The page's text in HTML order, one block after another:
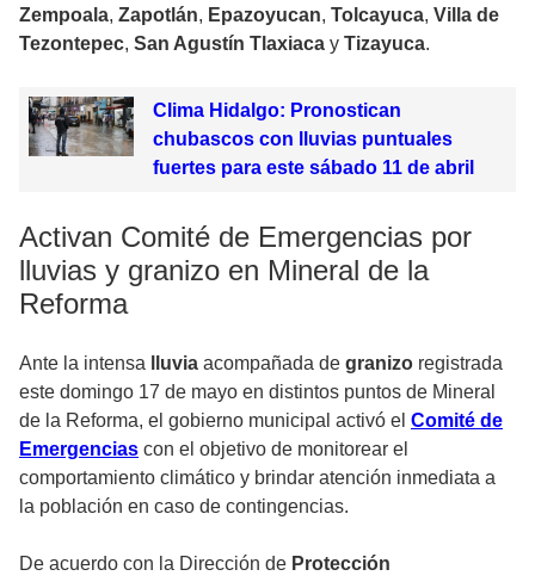
Zempoala, Zapotlán, Epazoyucan, Tolcayuca, Villa de
Tezontepec, San Agustín Tlaxiaca y Tizayuca.
Clima Hidalgo: Pronostican
chubascos con lluvias puntuales
fuertes para este sábado 11 de abril
Activan Comité de Emergencias por
lluvias y granizo en Mineral de la
Reforma
Ante la intensa lluvia acompañada de granizo registrada
este domingo 17 de mayo en distintos puntos de Mineral
de la Reforma, el gobierno municipal activó el Comité de
Emergencias con el objetivo de monitorear el
comportamiento climático y brindar atención inmediata a
la población en caso de contingencias.
De acuerdo con la Dirección de Protección